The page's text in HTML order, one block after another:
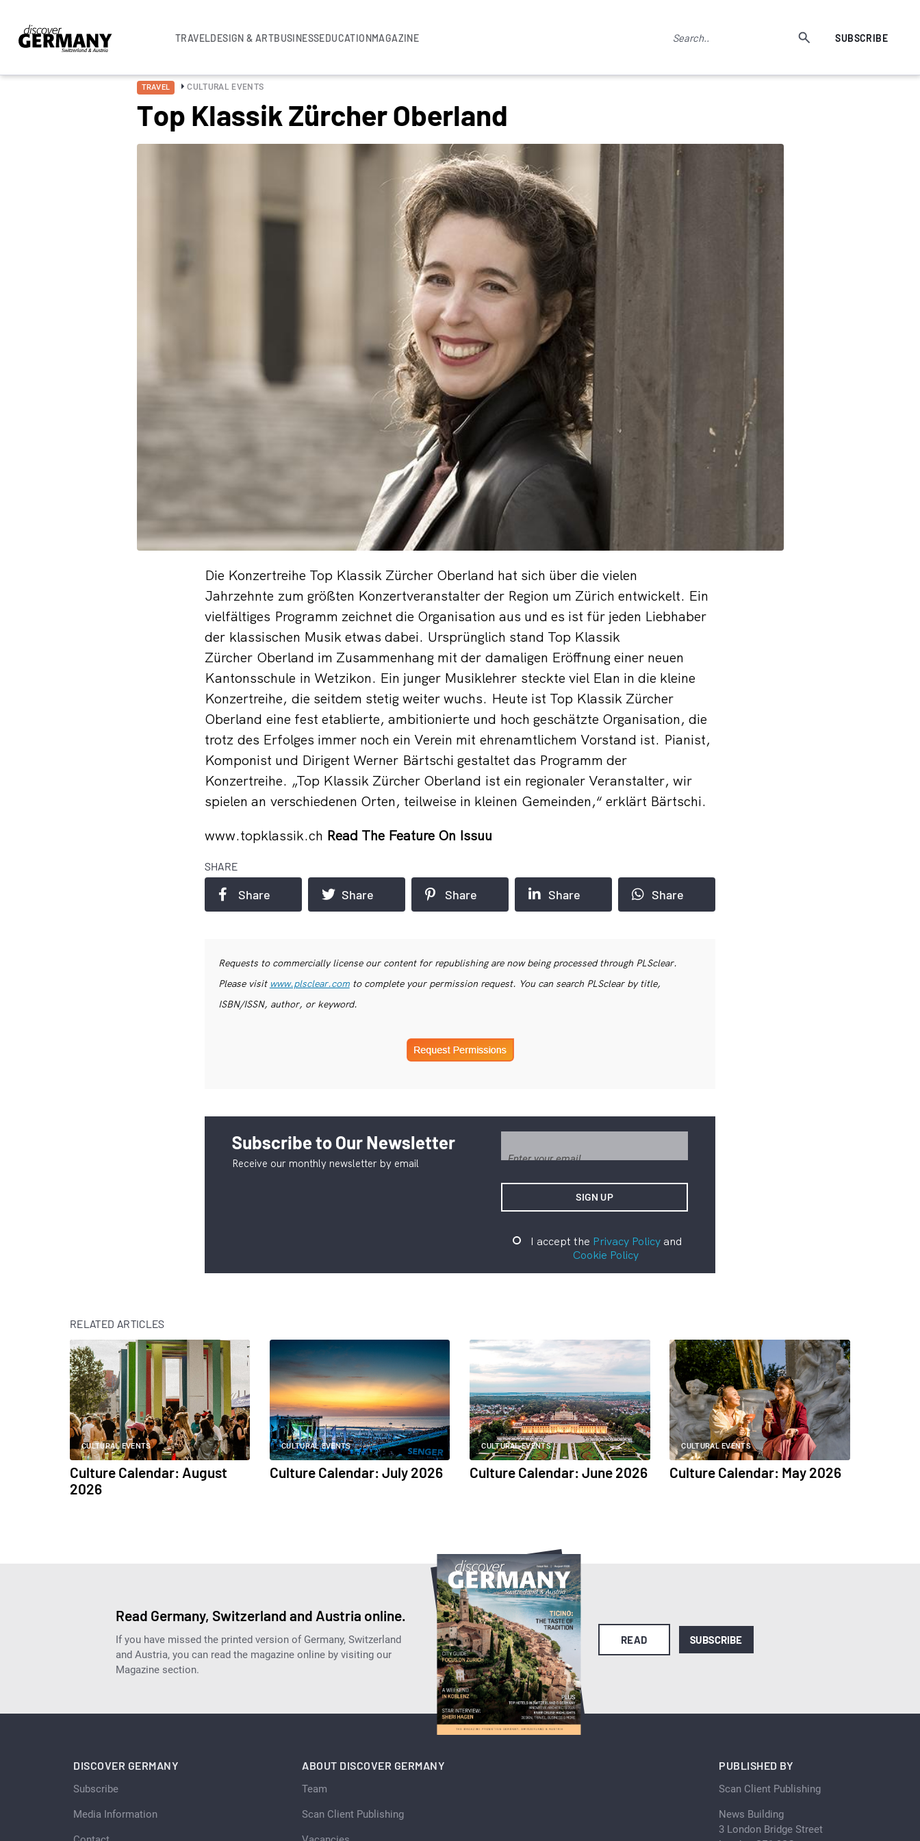
TRAVELDESIGN & ARTBUSINESSEDUCATIONMAGAZINE SUBSCRIBE
TRAVEL CULTURAL EVENTS
Top Klassik Zürcher Oberland
Die Konzertreihe Top Klassik Zürcher Oberland hat sich über die vielen
Jahrzehnte zum größten Konzertveranstalter der Region um Zürich entwickelt. Ein
vielfältiges Programm zeichnet die Organisation aus und es ist für jeden Liebhaber
der klassischen Musik etwas dabei. Ursprünglich stand Top Klassik
Zürcher Oberland im Zusammenhang mit der damaligen Eröffnung einer neuen
Kantonsschule in Wetzikon. Ein junger Musiklehrer steckte viel Elan in die kleine
Konzertreihe, die seitdem stetig weiter wuchs. Heute ist Top Klassik Zürcher
Oberland eine fest etablierte, ambitionierte und hoch geschätzte Organisation, die
trotz des Erfolges immer noch ein Verein mit ehrenamtlichem Vorstand ist. Pianist,
Komponist und Dirigent Werner Bärtschi gestaltet das Programm der
Konzertreihe. „Top Klassik Zürcher Oberland ist ein regionaler Veranstalter, wir
spielen an verschiedenen Orten, teilweise in kleinen Gemeinden,“ erklärt Bärtschi.
www.topklassik.ch Read The Feature On Issuu
SHARE
Share Share Share Share Share
Requests to commercially license our content for republishing are now being processed through PLSclear.
Please visit www.plsclear.comto complete your permission request. You can search PLSclear by title,
ISBN/ISSN, author, or keyword.
Subscribe to Our Newsletter
Receive our monthly newsletter by email
I accept the Privacy Policyand
Cookie Policy
RELATED ARTICLES
CULTURAL EVENTS
Culture Calendar: August
2026
CULTURAL EVENTS
Culture Calendar: July 2026
CULTURAL EVENTS
Culture Calendar: June 2026
CULTURAL EVENTS
Culture Calendar: May 2026
Read Germany, Switzerland and Austria online.
If you have missed the printed version of Germany, Switzerland
and Austria, you can read the magazine online by visiting our
Magazine section.
READ SUBSCRIBE
DISCOVER GERMANY
Subscribe
Media Information
ABOUT DISCOVER GERMANY
Team
Scan Client Publishing
PUBLISHED BY
Scan Client Publishing
News Building
3 London Bridge Street